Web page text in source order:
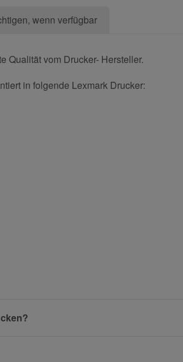
wenn verfügbar
Qualität vom Drucker- Hersteller.
in folgende Lexmark Drucker: